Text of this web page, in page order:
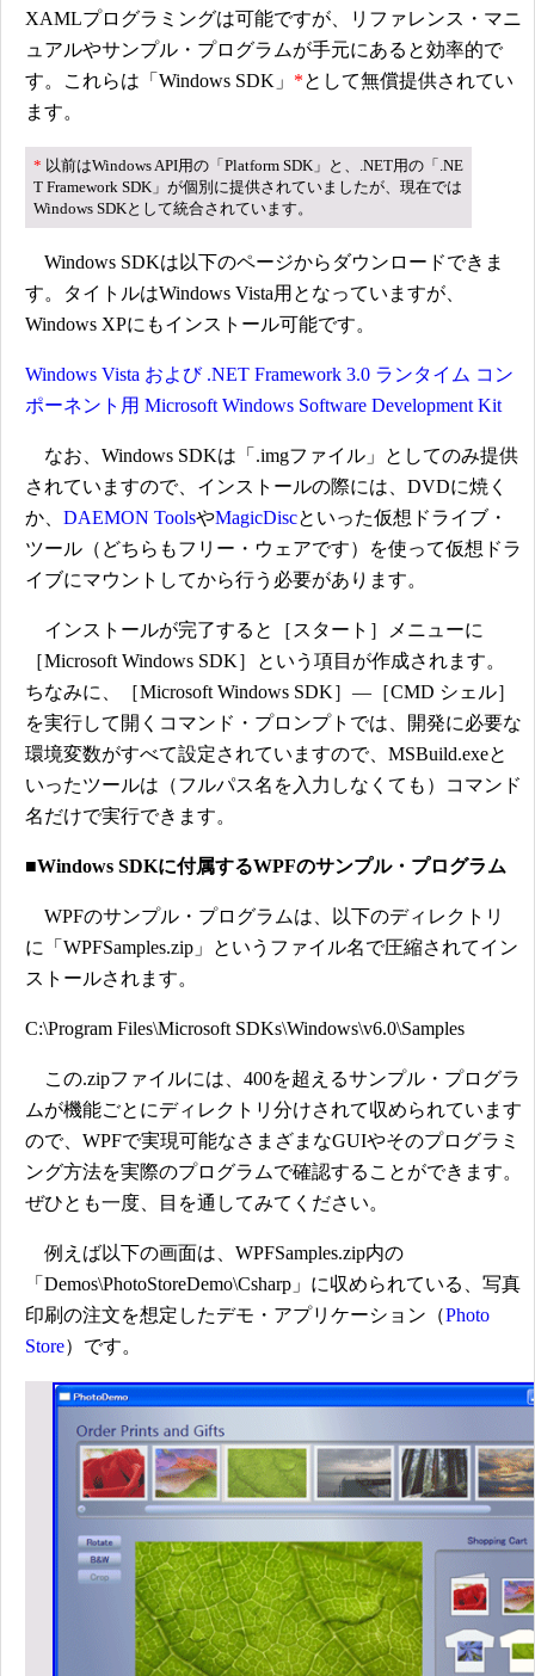
XAMLプログラミングは可能ですが、リファレンス・マニ
ュアルやサンプル・プログラムが手元にあると効率的で
す。これらは「Windows SDK」 *として無償提供されてい
ます。
* 以前はWindows API用の「Platform SDK」と、.NET用の「.NE
T Framework SDK」が個別に提供されていましたが、現在では
Windows SDKとして統合されています。
Windows SDKは以下のページからダウンロードできま
す。タイトルはWindows Vista用となっていますが、
Windows XPにもインストール可能です。
Windows Vista および .NET Framework 3.0 ランタイム コン
ポーネント用 Microsoft Windows Software Development Kit
なお、Windows SDKは「.imgファイル」としてのみ提供
されていますので、インストールの際には、DVDに焼く
か、 DAEMON ToolsやMagicDiscといった仮想ドライブ・
ツール（どちらもフリー・ウェアです）を使って仮想ドラ
イブにマウントしてから行う必要があります。
インストールが完了すると［スタート］メニューに
［Microsoft Windows SDK］という項目が作成されます。
ちなみに、［Microsoft Windows SDK］―［CMD シェル］
を実行して開くコマンド・プロンプトでは、開発に必要な
環境変数がすべて設定されていますので、MSBuild.exeと
いったツールは（フルパス名を入力しなくても）コマンド
名だけで実行できます。
■Windows SDKに付属するWPFのサンプル・プログラム
WPFのサンプル・プログラムは、以下のディレクトリ
に「WPFSamples.zip」というファイル名で圧縮されてイン
ストールされます。
C:\Program Files\Microsoft SDKs\Windows\v6.0\Samples
この.zipファイルには、400を超えるサンプル・プログラ
ムが機能ごとにディレクトリ分けされて収められています
ので、WPFで実現可能なさまざまなGUIやそのプログラミ
ング方法を実際のプログラムで確認することができます。
ぜひとも一度、目を通してみてください。
例えば以下の画面は、WPFSamples.zip内の
「Demos\PhotoStoreDemo\Csharp」に収められている、写真
印刷の注文を想定したデモ・アプリケーション（Photo
Store）です。